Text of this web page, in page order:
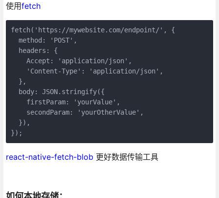
使用fetch
fetch('https://mywebsite.com/endpoint/', {
  method: 'POST',
  headers: {
    Accept: 'application/json',
    'Content-Type': 'application/json',
  },
  body: JSON.stringify({
    firstParam: 'yourValue',
    secondParam: 'yourOtherValue',
  }),
react-native-fetch-blob 更好数据传输工具